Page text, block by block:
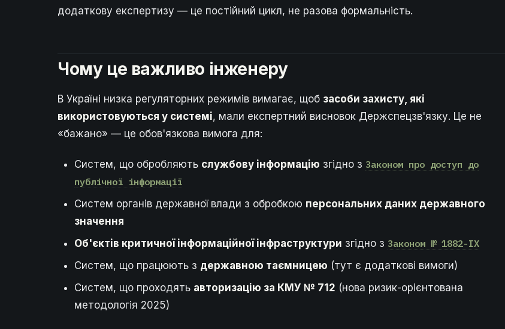
додаткову експертизу — це постійний цикл, не разова формальність.
Чому це важливо інженеру
В Україні низка регуляторних режимів вимагає, щоб засоби захисту, які
використовуються у системі, мали експертний висновок Держспецзв'язку. Це не
«бажано» — це обов'язкова вимога для:
Систем, що обробляють службову інформацію згідно з Законом про доступ до
публічної інформації
Систем органів державної влади з обробкою персональних даних державного
значення
Об'єктів критичної інформаційної інфраструктури згідно з Законом № 1882-IX
Систем, що працюють з державною таємницею (тут є додаткові вимоги)
Систем, що проходять авторизацію за КМУ № 712 (нова ризик-орієнтована
методологія 2025)